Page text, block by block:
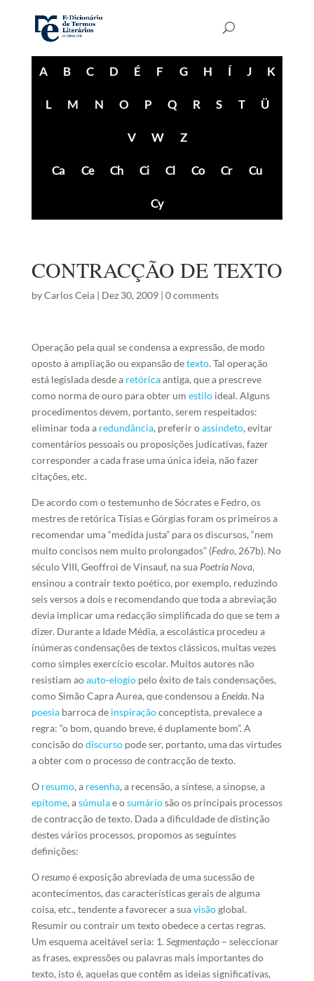
A B C D É F G H Í J K
L M N O P Q R S T Ü
V W Z
Ca Ce Ch Ci Cl Co Cr Cu
Cy
CONTRACÇÃO DE TEXTO
byCarlos Ceia| Dez 30, 2009| 0 comments
Operação pela qual se condensa a expressão, de modo
oposto à ampliação ou expansão detexto. Tal operação
está legislada desde a retóricaantiga, que a prescreve
como norma de ouro para obter um estiloideal. Alguns
procedimentos devem, portanto, serem respeitados:
eliminar toda a redundância, preferir oassíndeto, evitar
comentários pessoais ou proposições judicativas, fazer
corresponder a cada frase uma única ideia, não fazer
citações, etc.
De acordo com o testemunho de Sócrates e Fedro, os
mestres de retórica Tísias e Górgias foram os primeiros a
recomendar uma “medida justa” para os discursos, “nem
muito concisos nem muito prolongados” (Fedro, 267b). No
século VIII, Geoffroi de Vinsauf, na sua Poetria Nova,
ensinou a contrair texto poético, por exemplo, reduzindo
seis versos a dois e recomendando que toda a abreviação
devia implicar uma redacção simplificada do que se tem a
dizer. Durante a Idade Média, a escolástica procedeu a
ínúmeras condensações de textos clássicos, muitas vezes
como simples exercício escolar. Muitos autores não
resistiam aoauto-elogiopelo êxito de tais condensações,
como Simão Capra Aurea, que condensou a Eneida. Na
poesiabarroca de inspiraçãoconceptista, prevalece a
regra: “o bom, quando breve, é duplamente bom”. A
concisão dodiscursopode ser, portanto, uma das virtudes
a obter com o processo de contracção de texto.
O resumo, a resenha, a recensão, a síntese, a sinopse, a
epítome, asúmulae osumáriosão os principais processos
de contracção de texto. Dada a dificuldade de distinção
destes vários processos, propomos as seguintes
definições:
Oresumoé exposição abreviada de uma sucessão de
acontecimentos, das características gerais de alguma
coisa, etc., tendente a favorecer a suavisãoglobal.
Resumir ou contrair um texto obedece a certas regras.
Um esquema aceitável seria: 1. Segmentação– seleccionar
as frases, expressões ou palavras mais importantes do
texto, isto é, aquelas que contêm as ideias significativas,